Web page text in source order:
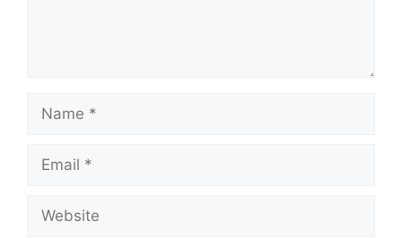
Name
Email
Website